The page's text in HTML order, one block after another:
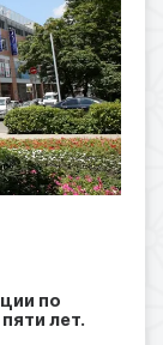
по
лет.